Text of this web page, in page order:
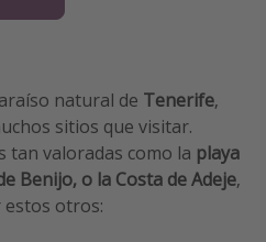
natural de Tenerife,
sitios que visitar.
tan valoradas como la playa
Benijo, o la Costa de Adeje,
estos otros: